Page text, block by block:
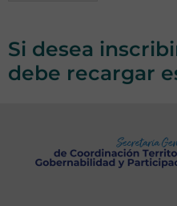
Si desea
debe recargar